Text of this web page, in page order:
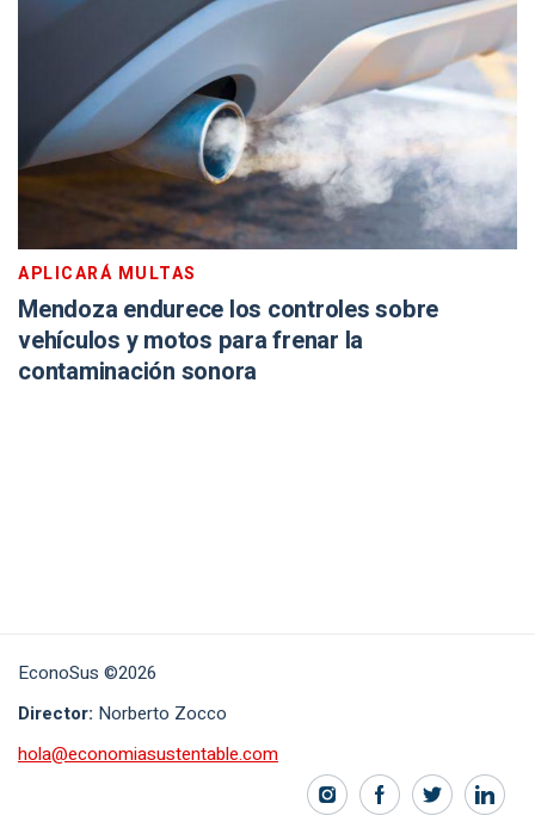
APLICARÁ MULTAS
Mendoza endurece los controles sobre
vehículos y motos para frenar la
contaminación sonora
EconoSus ©2026
Director: Norberto Zocco
hola@economiasustentable.com